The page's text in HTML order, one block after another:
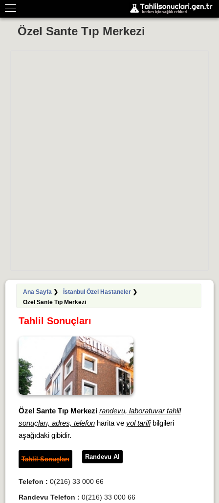
Özel Sante Tıp Merkezi
Ana Sayfa❯ İstanbul Özel Hastaneler❯
Özel Sante Tıp Merkezi
Tahlil Sonuçları
Özel Sante Tıp Merkezi randevu, laboratuvar tahlil
sonuçları, adres, telefonharita ve yol tarifibilgileri
aşağıdaki gibidir.
Tahlil Sonuçları Randevu Al
Telefon : 0(216) 33 000 66
Randevu Telefon : 0(216) 33 000 66